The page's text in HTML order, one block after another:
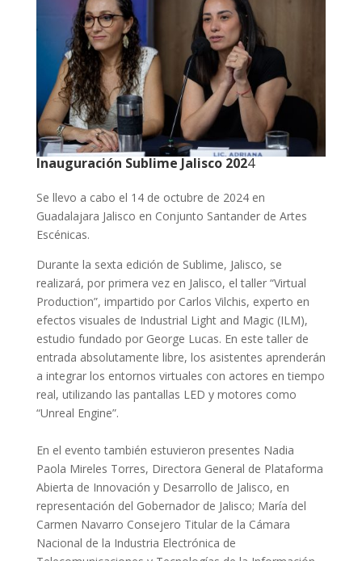
Inauguración Sublime Jalisco 2024
Se llevo a cabo el 14 de octubre de 2024 en
Guadalajara Jalisco en Conjunto Santander de Artes
Escénicas.
Durante la sexta edición de Sublime, Jalisco, se
realizará, por primera vez en Jalisco, el taller “Virtual
Production”, impartido por Carlos Vilchis, experto en
efectos visuales de Industrial Light and Magic (ILM),
estudio fundado por George Lucas. En este taller de
entrada absolutamente libre, los asistentes aprenderán
a integrar los entornos virtuales con actores en tiempo
real, utilizando las pantallas LED y motores como
“Unreal Engine”.
En el evento también estuvieron presentes Nadia
Paola Mireles Torres, Directora General de Plataforma
Abierta de Innovación y Desarrollo de Jalisco, en
representación del Gobernador de Jalisco; María del
Carmen Navarro Consejero Titular de la Cámara
Nacional de la Industria Electrónica de